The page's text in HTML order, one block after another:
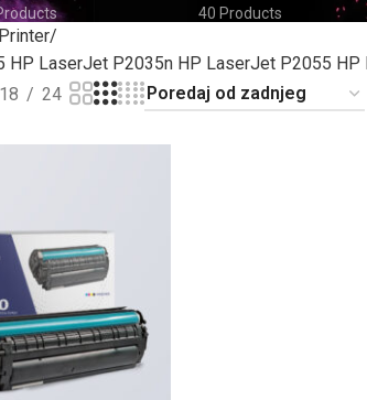
40 Products
HP LaserJet P2035n HP LaserJet P2055
18 24